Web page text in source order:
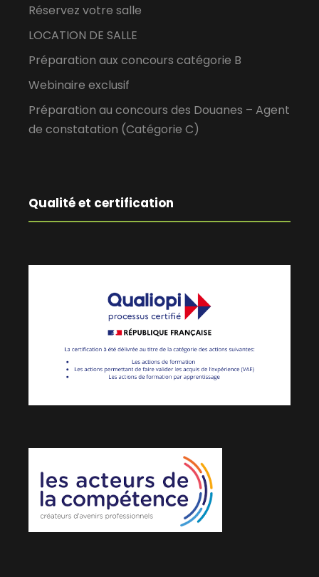
Réservez votre salle
LOCATION DE SALLE
Préparation aux concours catégorie B
Webinaire exclusif
Préparation au concours des Douanes – Agent
de constatation (Catégorie C)
Qualité et certification